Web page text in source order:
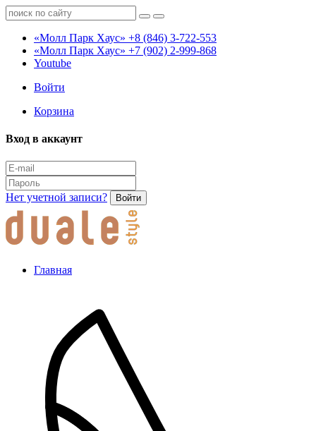
«Молл Парк Хаус» +8 (846) 3-722-553
«Молл Парк Хаус» +7 (902) 2-999-868
Youtube
Войти
Корзина
Вход в аккаунт
Нет учетной записи? Войти
Главная